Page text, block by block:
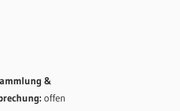
&
offen